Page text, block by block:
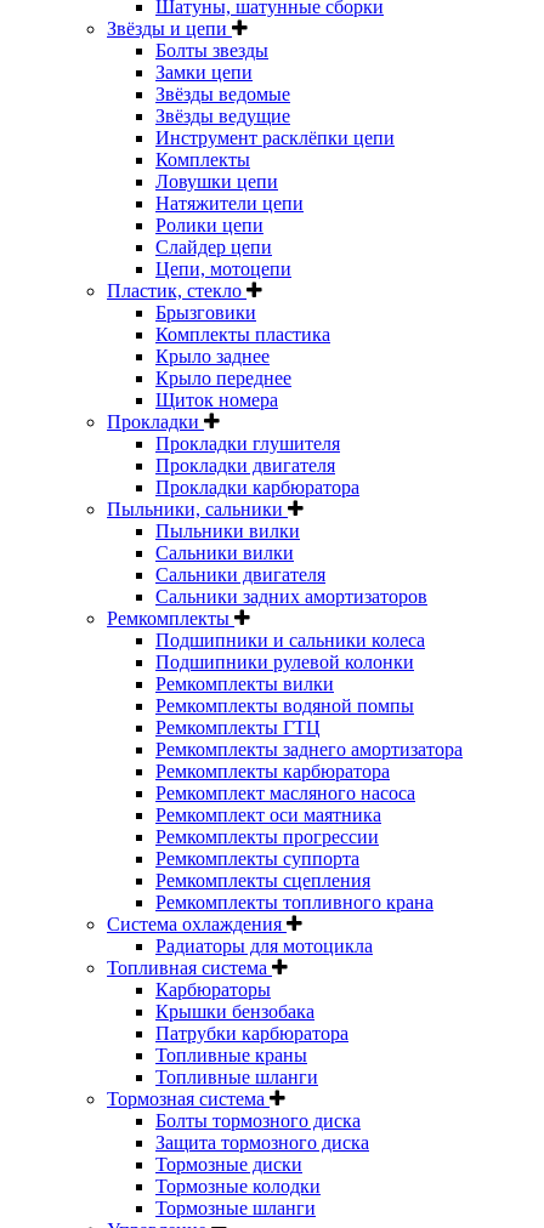
Шатуны, шатунные сборки
Звёзды и цепи
Болты звезды
Замки цепи
Звёзды ведомые
Звёзды ведущие
Инструмент расклёпки цепи
Комплекты
Ловушки цепи
Натяжители цепи
Ролики цепи
Слайдер цепи
Цепи, мотоцепи
Пластик, стекло
Брызговики
Комплекты пластика
Крыло заднее
Крыло переднее
Щиток номера
Прокладки
Прокладки глушителя
Прокладки двигателя
Прокладки карбюратора
Пыльники, сальники
Пыльники вилки
Сальники вилки
Сальники двигателя
Сальники задних амортизаторов
Ремкомплекты
Подшипники и сальники колеса
Подшипники рулевой колонки
Ремкомплекты вилки
Ремкомплекты водяной помпы
Ремкомплекты ГТЦ
Ремкомплекты заднего амортизатора
Ремкомплекты карбюратора
Ремкомплект масляного насоса
Ремкомплект оси маятника
Ремкомплекты прогрессии
Ремкомплекты суппорта
Ремкомплекты сцепления
Ремкомплекты топливного крана
Система охлаждения
Радиаторы для мотоцикла
Топливная система
Карбюраторы
Крышки бензобака
Патрубки карбюратора
Топливные краны
Топливные шланги
Тормозная система
Болты тормозного диска
Защита тормозного диска
Тормозные диски
Тормозные колодки
Тормозные шланги